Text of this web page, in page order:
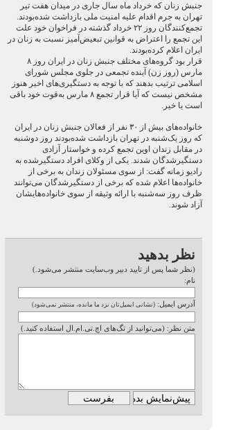
جنبش زنان که خرداد ماه سال جاری در میدان هفت تیر
تهران به جرم اقدام علیه امنیت ملی بازداشت شده‌بودند.
تجمع‌کنندگان روز ۲۲ خرداد گذشته در فراخوان خود علت
این تجمع را اعتراض به قوانین تبعیض‌آمیز نسبت به زنان در
ایران اعلام کرده‌بودند.
قرار بود گروه‌های مختلف جنبش زنان در ایران روز ۸
مارس (روز زن) آینده تجمعی در جلوی مجلس شورای
اسلامی ترتیب بدهند که با توجه به دستگیری‌های اخیر هنوز
مشخص نیست که آیا قرار تجمع ۸ مارس به‌قوت خود باقی
است یا خیر.
خانواده‌های بیش از ۳۰ نفر از فعالان جنبش زنان در ایران
که روز یک‌شنبه در تهران بازداشت شده‌بودند روز دوشنبه
در مقابل زندان اوین تجمع کرده و خواستار آزادی
دستگیرشدگان شدند. یکی از وکلای افراد دستگیرشده به
رادیو زمانه گفت: از سوی مسئولان زندان به برخی از
خانواده‌ها اعلام شده که برخی از دستگیرشدگان می‌توانند
ظرف روز سه‌شنبه با ارائه وثیقه از سوی خانواده‌هایشان
آزاد شوند.
نظر بدهید
(نظر شما پس از تایید دبیر وب‌سایت منتشر می‌شود.)
نام:
آدرس ایمیل: (نشانی ایمیل‌تان نزد ما مانده، منتشر نمی‌شود)
متن نظر: (می‌توانید از تگ‌های اچ.تی.ام.ال استفاده کنید.)